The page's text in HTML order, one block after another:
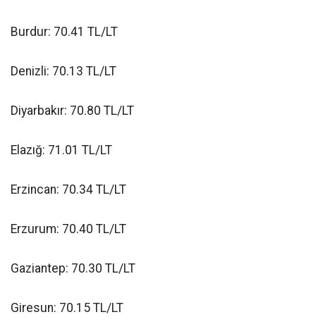
Burdur: 70.41 TL/LT
Denizli: 70.13 TL/LT
Diyarbakır: 70.80 TL/LT
Elazığ: 71.01 TL/LT
Erzincan: 70.34 TL/LT
Erzurum: 70.40 TL/LT
Gaziantep: 70.30 TL/LT
Giresun: 70.15 TL/LT